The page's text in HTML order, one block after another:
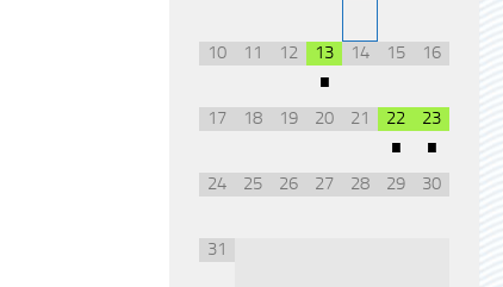
10 11 12 13
•
14 15 16
17 18 19 20 21 22
•
23
•
24 25 26 27 28 29 30
31